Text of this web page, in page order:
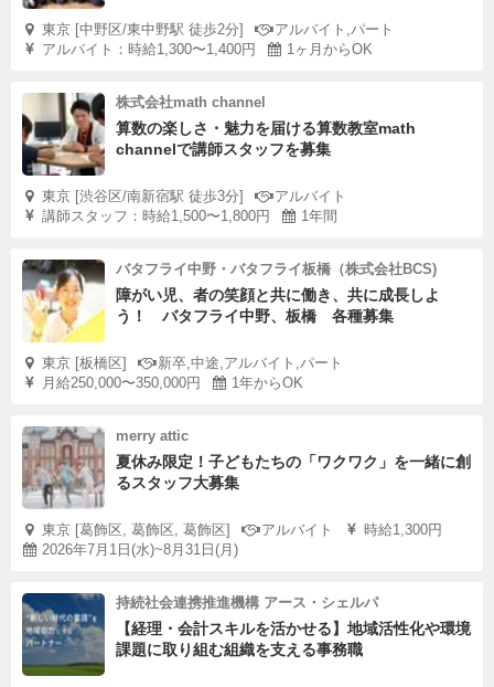
東京 [中野区/東中野駅 徒歩2分]
アルバイト,パート
アルバイト：時給1,300〜1,400円
1ヶ月からOK
株式会社math channel
算数の楽しさ・魅力を届ける算数教室math
channelで講師スタッフを募集
東京 [渋谷区/南新宿駅 徒歩3分]
アルバイト
講師スタッフ：時給1,500〜1,800円
1年間
バタフライ中野・バタフライ板橋（株式会社BCS)
障がい児、者の笑顔と共に働き、共に成長しよ
う！ バタフライ中野、板橋 各種募集
東京 [板橋区]
新卒,中途,アルバイト,パート
月給250,000〜350,000円
1年からOK
merry attic
夏休み限定！子どもたちの「ワクワク」を一緒に創
るスタッフ大募集
東京 [葛飾区, 葛飾区, 葛飾区] アルバイト
時給1,300円
2026年7月1日(水)~8月31日(月)
持続社会連携推進機構 アース・シェルパ
【経理・会計スキルを活かせる】地域活性化や環境
課題に取り組む組織を支える事務職